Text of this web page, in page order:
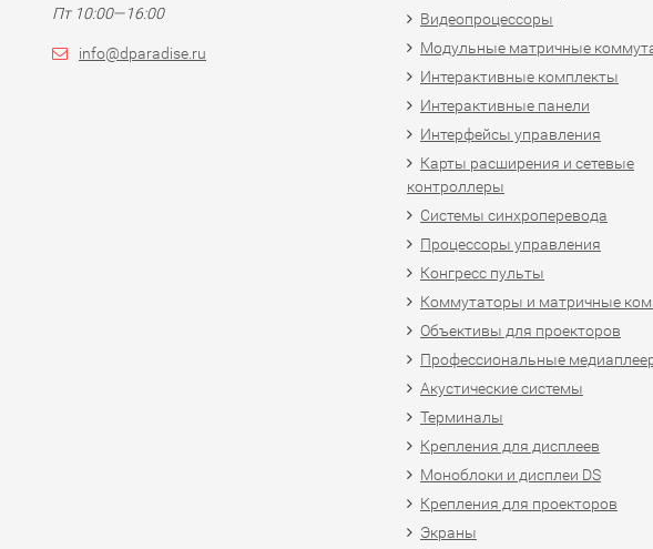
Пт 10:00—16:00
info@dparadise.ru
Видеопроцессоры
Модульные матричные
Интерактивные комплекты
Интерактивные панели
Интерфейсы управления
Карты расширения и сетевые
контроллеры
Системы синхроперевода
Процессоры управления
Конгресс пульты
Коммутаторы и матричные
Объективы для проекторов
Профессиональные
Акустические системы
Терминалы
Крепления для дисплеев
Моноблоки и дисплеи DS
Крепления для проекторов
Экраны